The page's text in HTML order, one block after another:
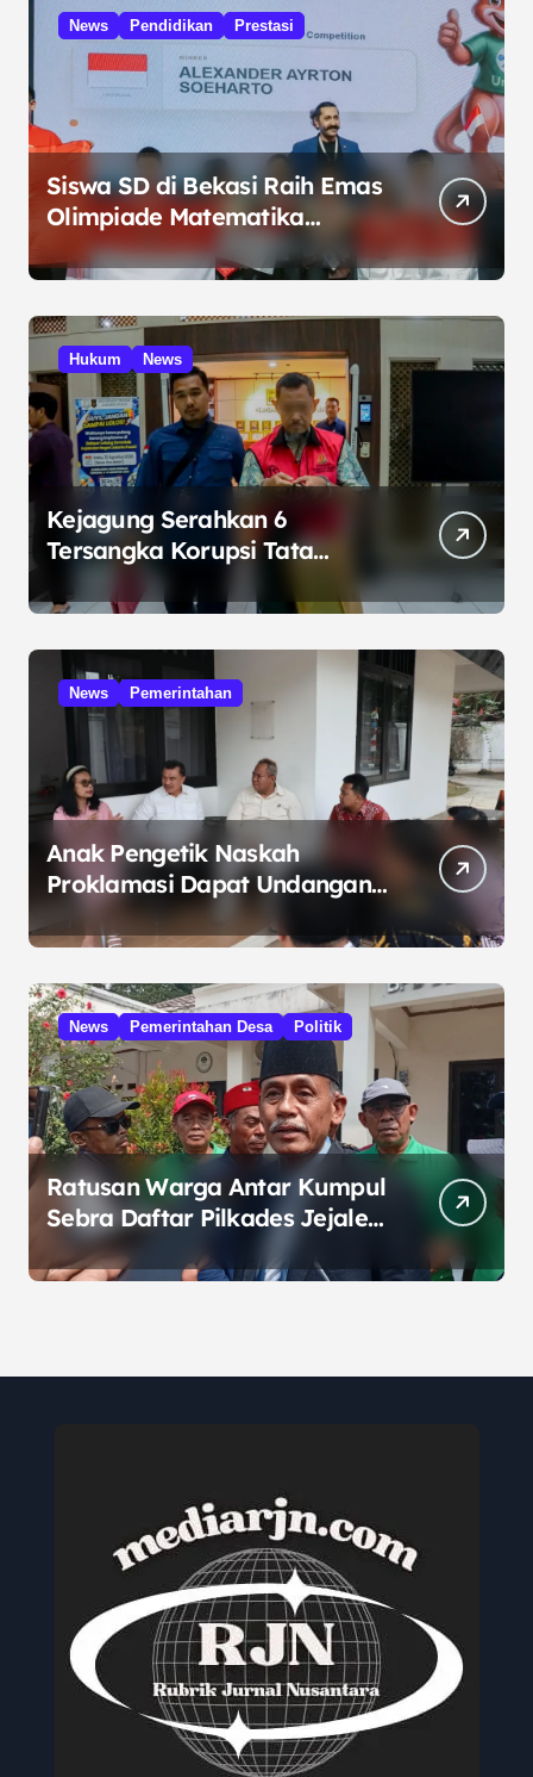
News Pendidikan Prestasi
Siswa SD di Bekasi Raih Emas
Olimpiade Matematika
Internasional di Malaysia
Hukum News
Kejagung Serahkan 6
Tersangka Korupsi Tata
Kelola Minyak ke Penuntut
Umum
News Pemerintahan
Anak Pengetik Naskah
Proklamasi Dapat Undangan
HUT RI dari Presiden
Prabowo
News Pemerintahan Desa Politik
Ratusan Warga Antar Kumpul
Sebra Daftar Pilkades Jejalen
Jaya, Serukan Pemilu Damai